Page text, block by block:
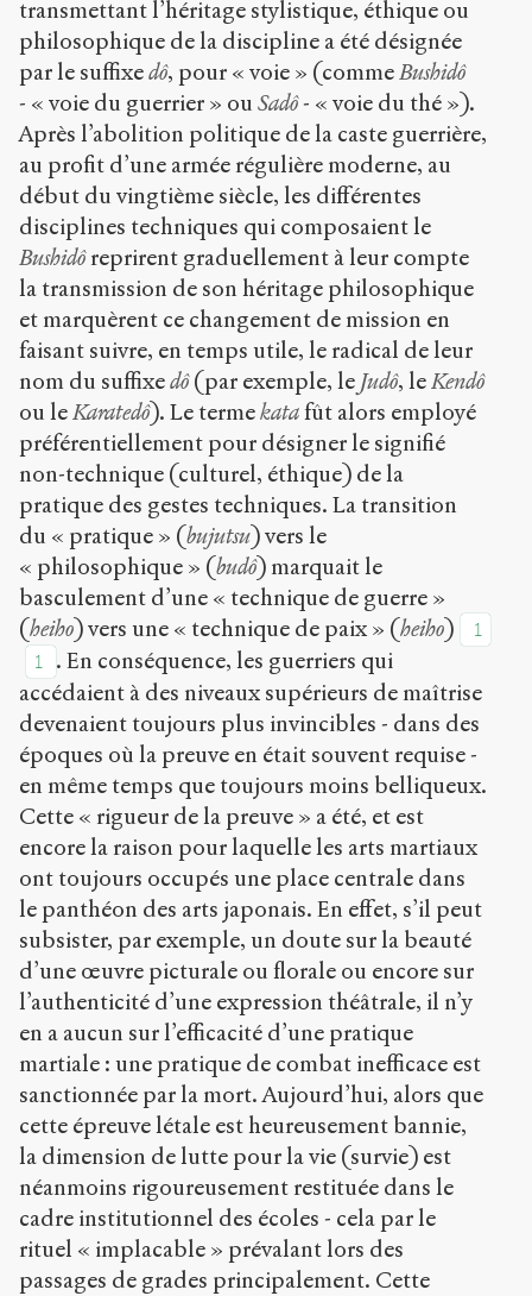
transmettant l’héritage stylistique, éthique ou
philosophique de la discipline a été désignée
par le suffixedô, pour « voie » (commeBushidô
- « voie du guerrier » ou Sadô- « voie du thé »).
Après l’abolition politique de la caste guerrière,
au profit d’une armée régulière moderne, au
début du vingtième siècle, les différentes
disciplines techniques qui composaient le
Bushidôreprirent graduellement à leur compte
la transmission de son héritage philosophique
et marquèrent ce changement de mission en
faisant suivre, en temps utile, le radical de leur
nom du suffixedô(par exemple, le Judô, leKendô
ou leKaratedô). Le termekatafût alors employé
préférentiellement pour désigner le signifié
non-technique (culturel, éthique) de la
pratique des gestes techniques. La transition
du « pratique » (bujutsu) vers le
« philosophique » (budô) marquait le
basculement d’une « technique de guerre »
(heiho) vers une « technique de paix » (heiho)
1
1
. En conséquence, les guerriers qui
accédaient à des niveaux supérieurs de maîtrise
devenaient toujours plus invincibles - dans des
époques où la preuve en était souvent requise -
en même temps que toujours moins belliqueux.
Cette « rigueur de la preuve » a été, et est
encore la raison pour laquelle les arts martiaux
ont toujours occupés une place centrale dans
le panthéon des arts japonais. En effet, s’il peut
subsister, par exemple, un doute sur la beauté
d’une œuvre picturale ou florale ou encore sur
l’authenticité d’une expression théâtrale, il n’y
en a aucun sur l’efficacité d’une pratique
martiale : une pratique de combat inefficace est
sanctionnée par la mort. Aujourd’hui, alors que
cette épreuve létale est heureusement bannie,
la dimension de lutte pour la vie (survie) est
néanmoins rigoureusement restituée dans le
cadre institutionnel des écoles - cela par le
rituel « implacable » prévalant lors des
passages de grades principalement. Cette